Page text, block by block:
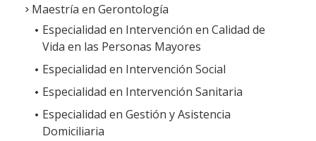
Maestría en Gerontología
Especialidad en Intervención en Calidad de
Vida en las Personas Mayores
Especialidad en Intervención Social
Especialidad en Intervención Sanitaria
Especialidad en Gestión y Asistencia
Domiciliaria
(Colombia)
Cuanza
(Angola)